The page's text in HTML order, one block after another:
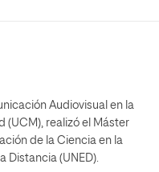
Audiovisual en la
(UCM), realizó el Máster
de la Ciencia en la
Distancia (UNED).